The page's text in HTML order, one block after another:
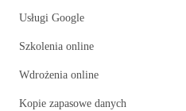
Usługi Google
Szkolenia online
Wdrożenia online
Kopie zapasowe danych